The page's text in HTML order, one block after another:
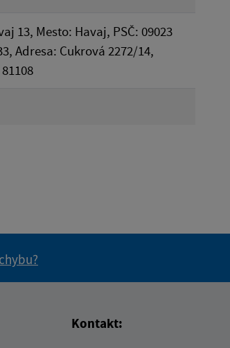
13, Mesto: Havaj, PSČ: 09023
Adresa: Cukrová 2272/14,
Kontakt: